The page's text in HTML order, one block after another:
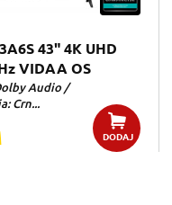
43" 4K UHD
VIDAA OS
Audio /
Crn...
DODAJ